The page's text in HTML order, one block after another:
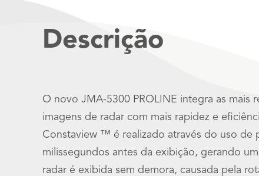
Descrição
O novo JMA-5300 PROLINE integra as
imagens de radar com mais rapidez e
Constaview ™ é realizado através do uso de
milissegundos antes da exibição, gerando
radar é exibida sem demora, causada pela